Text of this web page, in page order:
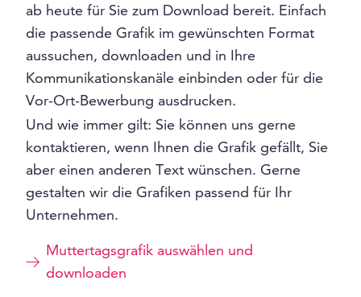
ab heute für Sie zum Download bereit. Einfach
die passende Grafik im gewünschten Format
aussuchen, downloaden und in Ihre
Kommunikationskanäle einbinden oder für die
Vor-Ort-Bewerbung ausdrucken.
Und wie immer gilt: Sie können uns gerne
kontaktieren, wenn Ihnen die Grafik gefällt, Sie
aber einen anderen Text wünschen. Gerne
gestalten wir die Grafiken passend für Ihr
Unternehmen.
Muttertagsgrafik auswählen und
downloaden